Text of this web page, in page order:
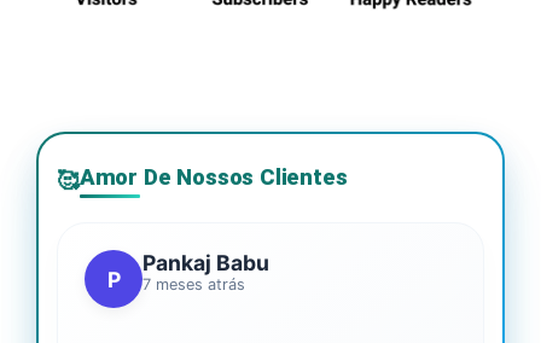
🥰Amor De Nossos Clientes
P
Pankaj Babu
7 meses atrás